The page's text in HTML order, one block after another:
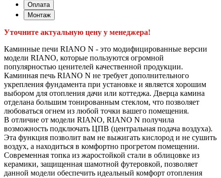
Оплата
Монтаж
Уточните актуальную цену у менеджера!
Каминные печи RIANO N - это модифицированные версии
модели RIANO, которые пользуются огромной
популярностью ценителей качественной продукции.
Каминная печь RIANO N не требует дополнительного
укрепления фундамента при установке и является хорошим
выбором для отопления дачи или коттеджа. Дверца камина
отделана большим тонированным стеклом, что позволяет
любоваться огнем из любой точки вашего помещения.
В отличие от модели RIANO, RIANO N получила
возможность подключать ЦПВ (центральная подача воздуха).
Эта функция позволит вам не выжигать кислород и не сушить
воздух, а находиться в комфортно прогретом помещении.
Современная топка из жаростойкой стали в облицовке из
керамики, защищенная шамотной футеровкой, позволяет
данной модели обеспечить идеальный комфорт отопления